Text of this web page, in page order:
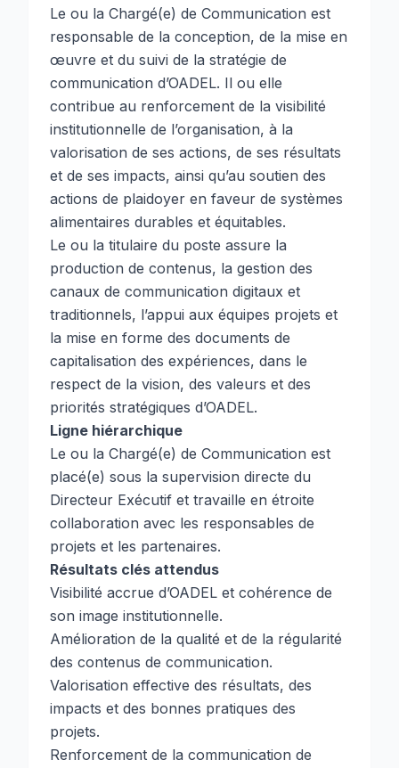
Le ou la Chargé(e) de Communication est
responsable de la conception, de la mise en
œuvre et du suivi de la stratégie de
communication d’OADEL. Il ou elle
contribue au renforcement de la visibilité
institutionnelle de l’organisation, à la
valorisation de ses actions, de ses résultats
et de ses impacts, ainsi qu’au soutien des
actions de plaidoyer en faveur de systèmes
alimentaires durables et équitables.
Le ou la titulaire du poste assure la
production de contenus, la gestion des
canaux de communication digitaux et
traditionnels, l’appui aux équipes projets et
la mise en forme des documents de
capitalisation des expériences, dans le
respect de la vision, des valeurs et des
priorités stratégiques d’OADEL.
Ligne hiérarchique
Le ou la Chargé(e) de Communication est
placé(e) sous la supervision directe du
Directeur Exécutif et travaille en étroite
collaboration avec les responsables de
projets et les partenaires.
Résultats clés attendus
Visibilité accrue d’OADEL et cohérence de
son image institutionnelle.
Amélioration de la qualité et de la régularité
des contenus de communication.
Valorisation effective des résultats, des
impacts et des bonnes pratiques des
projets.
Renforcement de la communication de